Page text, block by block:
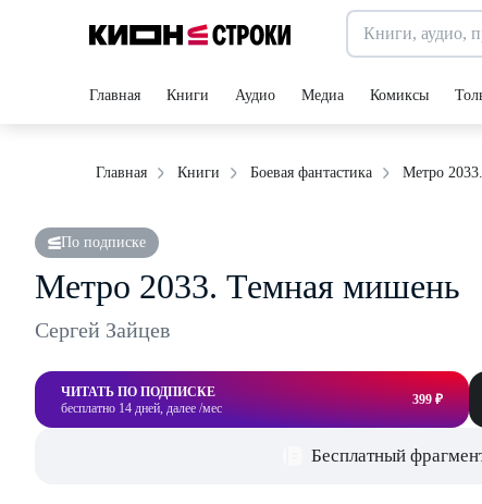
Главная Книги Аудио Медиа Комиксы
Главная Книги Боевая фантастика Метро
По подписке
Метро 2033. Темная мишень
Сергей Зайцев
ЧИТАТЬ ПО ПОДПИСКЕ
бесплатно 14 дней, далее /мес
399 ₽
Бесплатный